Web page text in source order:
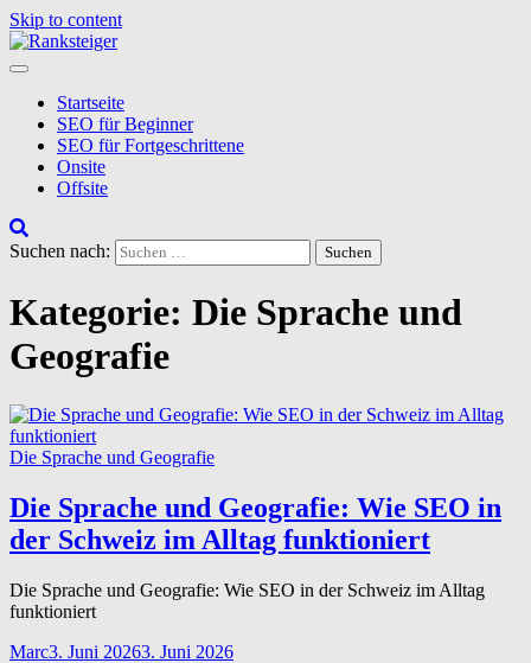
Skip to content
Startseite
SEO für Beginner
SEO für Fortgeschrittene
Onsite
Offsite
Suchen nach:
Kategorie: Die Sprache und
Geografie
Die Sprache und Geografie
Die Sprache und Geografie: Wie SEO in
der Schweiz im Alltag funktioniert
Die Sprache und Geografie: Wie SEO in der Schweiz im Alltag
funktioniert
Marc3. Juni 20263. Juni 2026